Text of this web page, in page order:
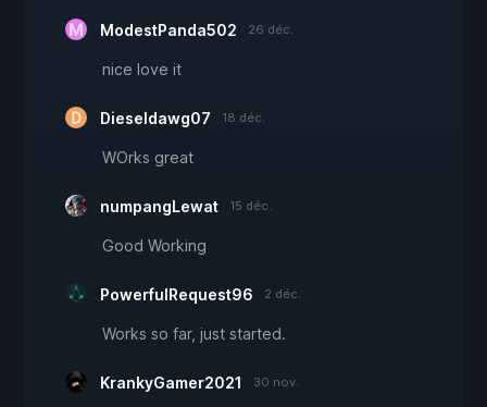
ModestPanda502 26 déc.
nice love it
Dieseldawg07 18 déc.
WOrks great
numpangLewat 15 déc.
Good Working
PowerfulRequest96 2 déc.
Works so far, just started.
KrankyGamer2021 30 nov.